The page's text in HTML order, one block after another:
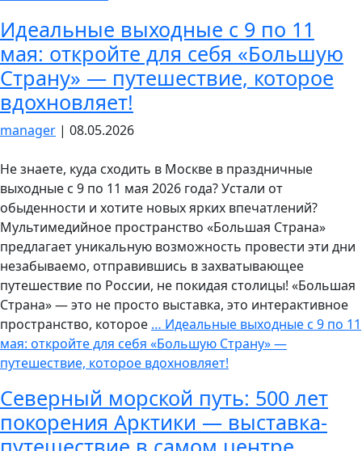
Идеальные выходные с 9 по 11
мая: откройте для себя «Большую
Страну» — путешествие, которое
вдохновляет!
manager | 08.05.2026
Не знаете, куда сходить в Москве в праздничные
выходные с 9 по 11 мая 2026 года? Устали от
обыденности и хотите новых ярких впечатлений?
Мультимедийное пространство «Большая Страна»
предлагает уникальную возможность провести эти дни
незабываемо, отправившись в захватывающее
путешествие по России, не покидая столицы! «Большая
Страна» — это не просто выставка, это интерактивное
пространство, которое … Идеальные выходные с 9 по 11
мая: откройте для себя «Большую Страну» —
путешествие, которое вдохновляет!
Северный морской путь: 500 лет
покорения Арктики — выставка-